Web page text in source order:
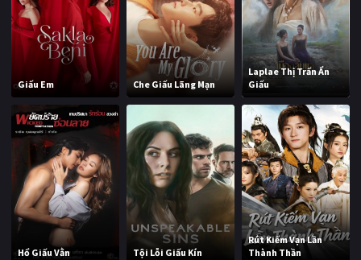
Giấu Em Che Giấu Lãng Mạn
Laplae Thị Trấn Ẩn
Giấu
Hổ Giấu Vằn Tội Lỗi Giấu Kín
Rút Kiếm Vạn Lần
Thành Thần